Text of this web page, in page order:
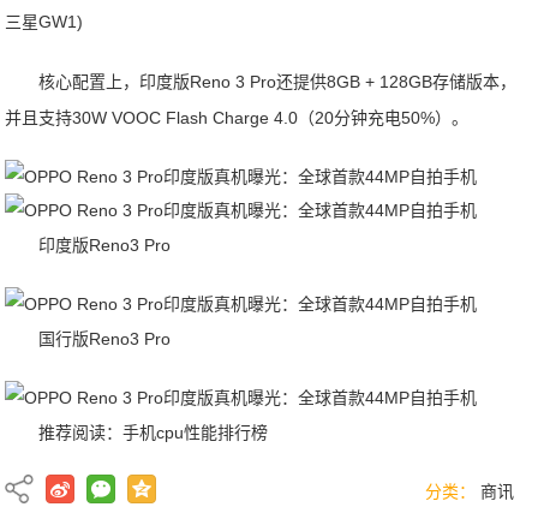
三星GW1)
核心配置上，印度版Reno 3 Pro还提供8GB + 128GB存储版本，
并且支持30W VOOC Flash Charge 4.0（20分钟充电50%）。
印度版Reno3 Pro
国行版Reno3 Pro
推荐阅读：手机cpu性能排行榜
分类： 商讯